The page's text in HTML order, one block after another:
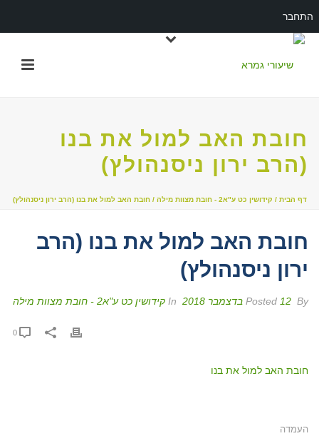
התחבר
חובת האב למול את בנו
(הרב ירון ניסנהולץ)
דף הבית / קידושין כט ע"א2 - חובת מצוות מילה / חובת האב למול את בנו (הרב ירון ניסנהולץ)
חובת האב למול את בנו (הרב
ירון ניסנהולץ)
By 12 בדצמבר 2018 קידושין כט ע"א2 - חובת מצוות מילה
חובת האב למול את בנו
העמדה